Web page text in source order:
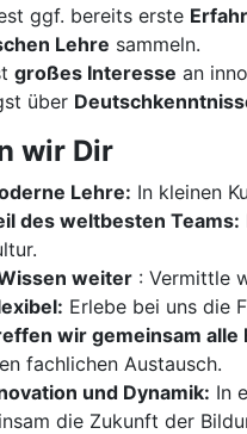
ggf. bereits erste
Lehre sammeln.
großes Interesse an
über
wir Dir
Lehre: In kleinen
des weltbesten Teams:
weiter : Vermittle
Erlebe bei uns die
wir gemeinsam alle
fachlichen Austausch.
und Dynamik: In
die Zukunft der